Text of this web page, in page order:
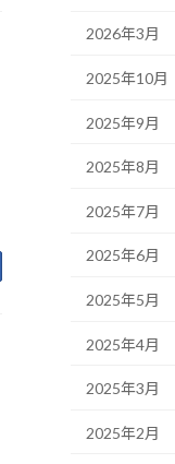
2026年3月
2025年10月
2025年9月
2025年8月
2025年7月
2025年6月
2025年5月
2025年4月
2025年3月
2025年2月